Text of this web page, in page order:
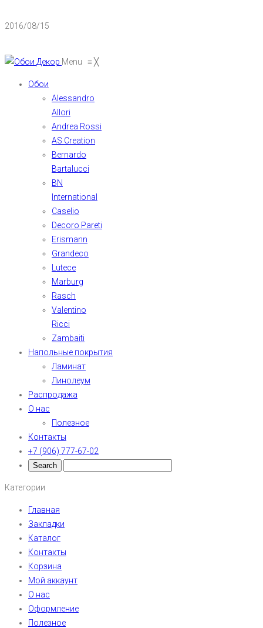
2016/08/15
Menu ≡╳
Обои
Alessandro
Allori
Andrea Rossi
AS Creation
Bernardo
Bartalucci
BN
International
Caselio
Decoro Pareti
Erismann
Grandeco
Lutece
Marburg
Rasch
Valentino
Ricci
Zambaiti
Напольные покрытия
Ламинат
Линолеум
Распродажа
О нас
Полезное
Контакты
+7 (906) 777-67-02
Категории
Главная
Закладки
Каталог
Контакты
Корзина
Мой аккаунт
О нас
Оформление
Полезное